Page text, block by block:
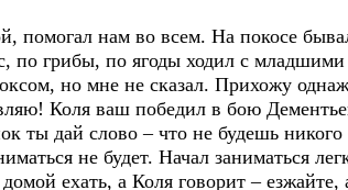
помогал нам во всем. На покосе
по грибы, по ягоды ходил с
но мне не сказал. Прихожу
Коля ваш победил в бою
ты дай слово – что не будешь никого
не будет. Начал заниматься
ехать, а Коля говорит –